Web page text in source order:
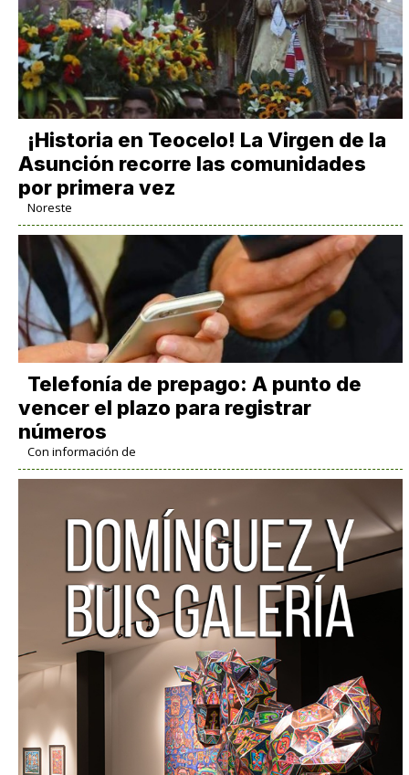
​¡Historia en Teocelo! La Virgen de la
Asunción recorre las comunidades
por primera vez
Noreste
Telefonía de prepago: A punto de
vencer el plazo para registrar
números
Con información de